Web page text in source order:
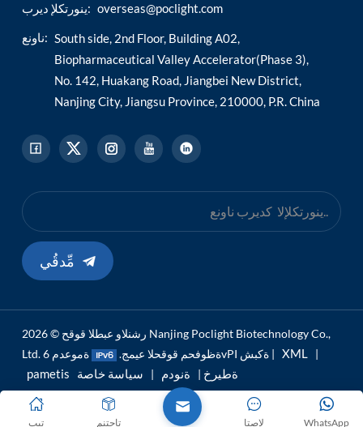
ينورتكلإ ديرب: overseas@poclight.com
ناونع: South side, 2nd Floor, Building A02,
Biopharmaceutical Valley Accelerator(Phase 3),
No. 142, Huakang Road, Jiangbei New District,
Nanjing City, Jiangsu Province, 210000, P.R. China
مِّدقُي
رشنلاو عبطلا قوقح © 2026 Nanjing Poclight Biotechnology Co.,
Ltd. ةظوفحم قوقحلا عيمج.
ةموعدم 6vPI ةكبش | XML |
pametis ةطيرخ | ةنودم | سياسة خاصة
تيب تاجتنم WhatsApp لاصتا